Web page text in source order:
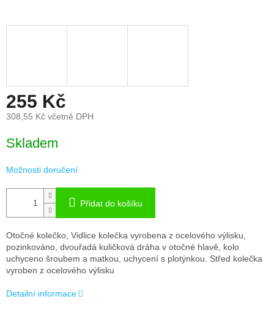
255 Kč
308,55 Kč včetně DPH
cena:
Skladem
Možnosti doručení
Přidat do košíku
Otočné kolečko, Vidlice kolečka vyrobena z ocelového výlisku,
pozinkováno, dvouřadá kuličková dráha v otočné hlavě, kolo
uchyceno šroubem a matkou, uchycení s plotýnkou. Střed kolečka
vyroben z ocelového výlisku
Detailní informace